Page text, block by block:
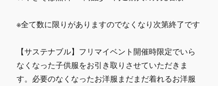
※全て数に限りがありますのでなくなり次第終了です
【サステナブル】フリマイベント開催時限定でいら
なくなった子供服をお引き取りさせていただきま
す。必要のなくなったお洋服まだまだ着れるお洋服